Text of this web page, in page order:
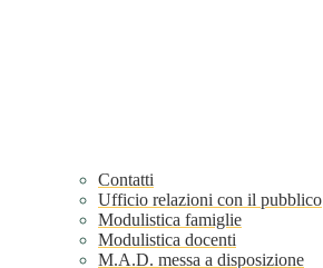
Contatti
Ufficio relazioni con il pubblico
Modulistica famiglie
Modulistica docenti
M.A.D. messa a disposizione